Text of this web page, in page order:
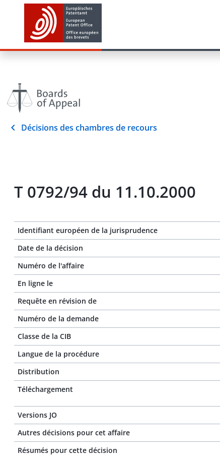
Décisions des chambres de recours
T 0792/94 du 11.10.2000
Identifiant européen de la jurisprudence
Date de la décision
Numéro de l'affaire
En ligne le
Requête en révision de
Numéro de la demande
Classe de la CIB
Langue de la procédure
Distribution
Téléchargement
Versions JO
Autres décisions pour cet affaire
Résumés pour cette décision